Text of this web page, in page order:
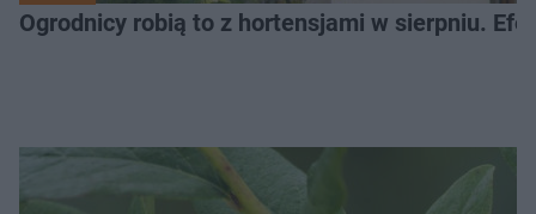
Ogrodnicy robią to z hortensjami w sierpniu.